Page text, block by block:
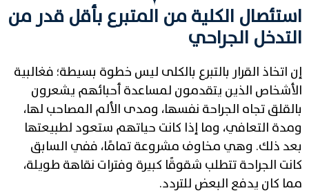
استئصال الكلية من المتبرع بأقل قدر من
التدخل الجراحي
إن اتخاذ القرار بالتبرع بالكلى ليس خطوة بسيطة؛ فغالبية
الأشخاص الذين يتقدمون لمساعدة أحبائهم يشعرون
بالقلق تجاه الجراحة نفسها، ومدى الألم المصاحب لها،
ومدة التعافي، وما إذا كانت حياتهم ستعود لطبيعتها
بعد ذلك. وهي مخاوف مشروعة تمامًا، ففي السابق
كانت الجراحة تتطلب شقوقًا كبيرة وفترات نقاهة طويلة،
مما كان يدفع البعض للتردد.